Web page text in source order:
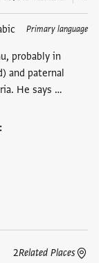
Primary language
probably in
and paternal
He says …
Related Places
2
תגים